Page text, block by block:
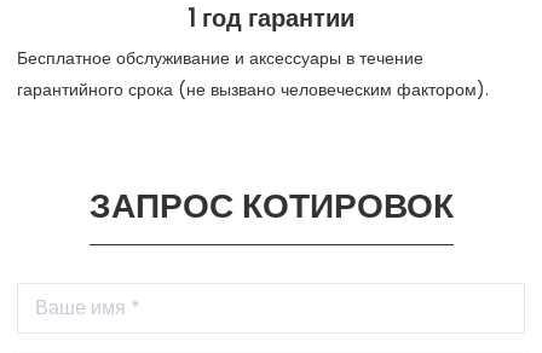
1 год гарантии
Бесплатное обслуживание и аксессуары в течение
гарантийного срока (не вызвано человеческим фактором).
ЗАПРОС КОТИРОВОК